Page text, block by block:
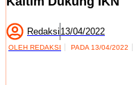
Redaksi 13/04/2022
OLEH REDAKSI PADA 13/04/2022